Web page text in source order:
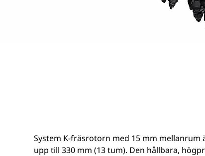
System K-fräsrotorn med 15 mm
upp till 330 mm (13 tum). Den hållbara,